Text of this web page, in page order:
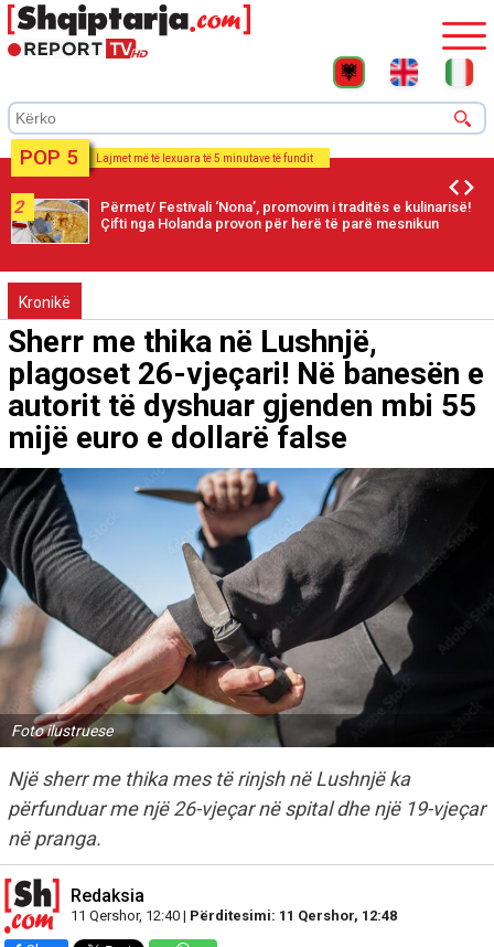
POP 5 Lajmet më të lexuara të 5 minutave të fundit
2
Përmet/ Festivali ‘Nona’, promovim i traditës e kulinarisë!
Çifti nga Holanda provon për herë të parë mesnikun
Kronikë
Sherr me thika në Lushnjë,
plagoset 26-vjeçari! Në banesën e
autorit të dyshuar gjenden mbi 55
mijë euro e dollarë false
Foto ilustruese
Një sherr me thika mes të rinjsh në Lushnjë ka
përfunduar me një 26-vjeçar në spital dhe një 19-vjeçar
në pranga.
Redaksia
11 Qershor, 12:40 | Përditesimi: 11 Qershor, 12:48